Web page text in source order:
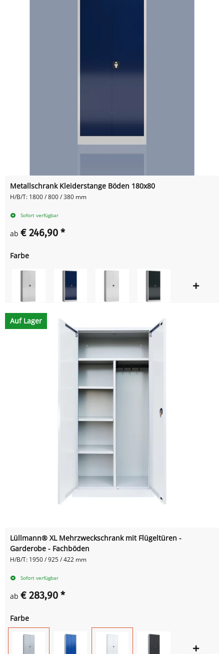
Metallschrank Kleiderstange Böden 180x80
H/B/T: 1800 / 800 / 380 mm
Sofort verfügbar
ab € 246,90 *
Farbe
Auf Lager
Lüllmann® XL Mehrzweckschrank mit Flügeltüren -
Garderobe - Fachböden
H/B/T: 1950 / 925 / 422 mm
Sofort verfügbar
ab € 283,90 *
Farbe